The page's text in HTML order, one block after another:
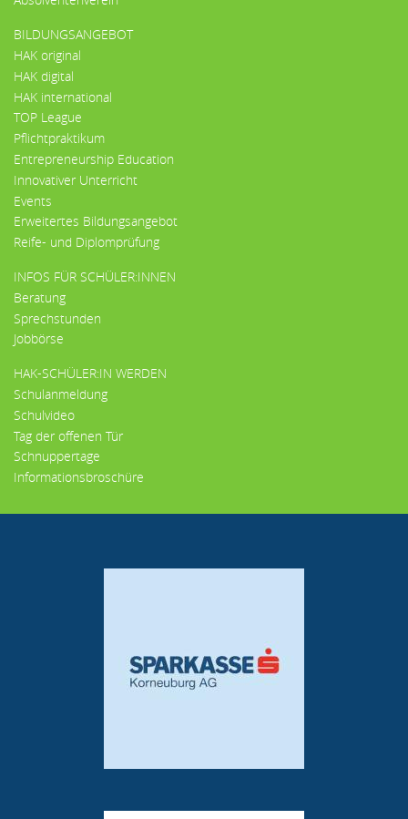
BILDUNGSANGEBOT
HAK original
HAK digital
HAK international
TOP League
Pflichtpraktikum
Entrepreneurship Education
Innovativer Unterricht
Events
Erweitertes Bildungsangebot
Reife- und Diplomprüfung
INFOS FÜR SCHÜLER:INNEN
Beratung
Sprechstunden
Jobbörse
HAK-SCHÜLER:IN WERDEN
Schulanmeldung
Schulvideo
Tag der offenen Tür
Schnuppertage
Informationsbroschüre